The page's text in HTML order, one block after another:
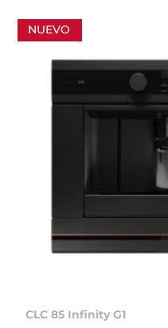
NUEVO
CLC 85 Infinity G1